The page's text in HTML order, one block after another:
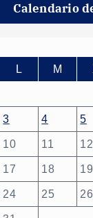
Calendario
L
M
3 4 5
10 11 12
17 18 19
24 25 26